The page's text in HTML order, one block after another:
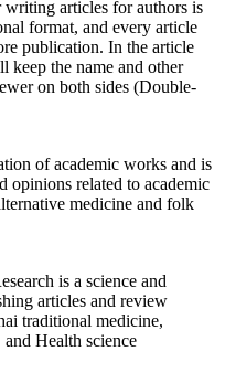
articles for authors is
format, and every article
publication. In the article
keep the name and other
on both sides (Double-
of academic works and is
opinions related to academic
medicine and folk
is a science and
articles and review
traditional medicine,
Health science